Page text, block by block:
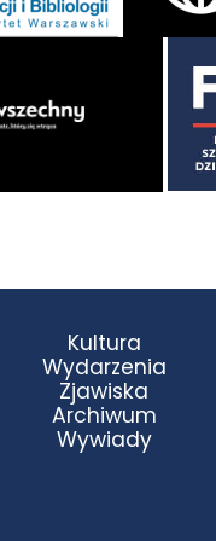
Kultura
Wydarzenia
Zjawiska
Archiwum
Wywiady